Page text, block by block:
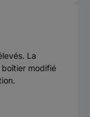
La
modifié